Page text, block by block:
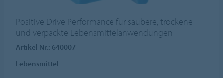
Positive Drive Performance für saubere, trockene
und verpackte Lebensmittelanwendungen
Artikel Nr.: 640007
Lebensmittel